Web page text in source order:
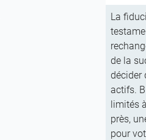
La
de la
décider
actifs.
limités
près,
pour